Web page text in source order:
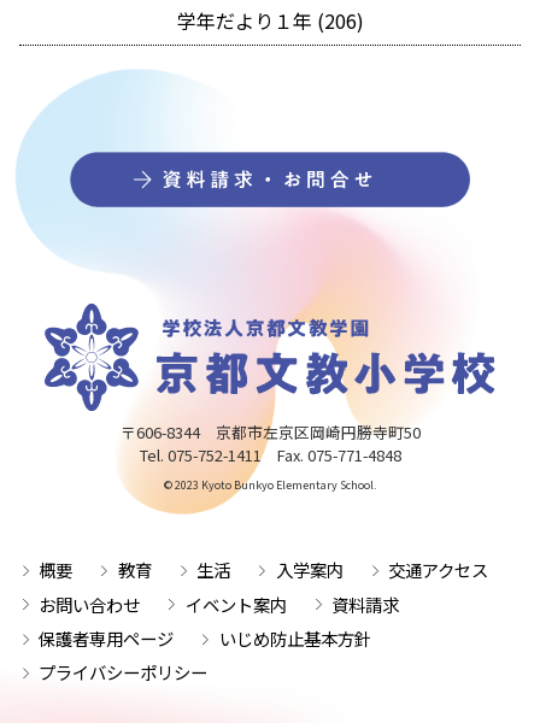
学年だより１年 (206)
〒606-8344 京都市左京区岡崎円勝寺町50
Tel. 075-752-1411 Fax. 075-771-4848
© 2023 Kyoto Bunkyo Elementary School.
概要 教育 生活 入学案内
交通アクセス
お問い合わせ
イベント案内
資料請求
保護者専用ページ
いじめ防止基本方針
プライバシーポリシー